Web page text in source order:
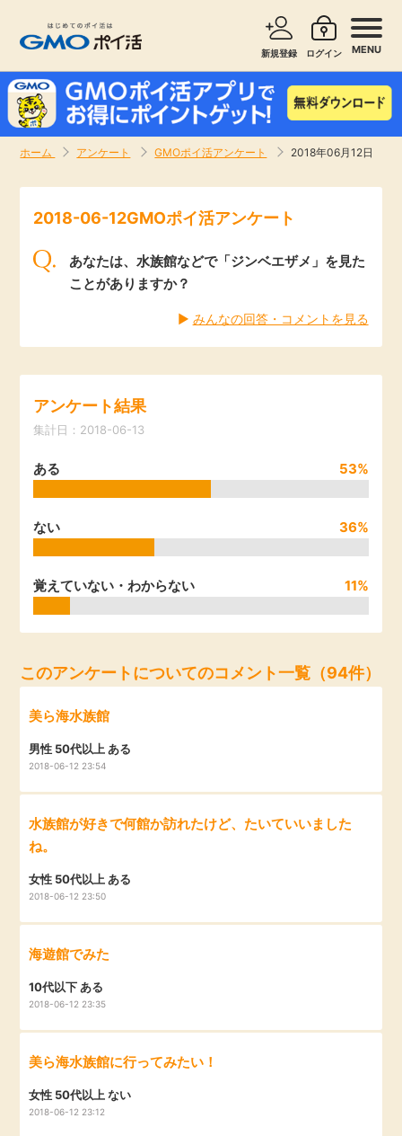
新規登録 ログイン MENU
ホーム アンケート GMOポイ活アンケート 2018年06月12日
新着
高還元
アンケート
ゲーム
お友達紹介
カード比較
毎日ゲット
特集一覧
ヘルプセンター
サービスで探す ショッピングで探す
旅行・レンタカー
エンタメ
暮らし
引っ越し
買取・査定
月額有料サービス
銀行・金融・投資
家計の固定費
2018-06-12GMOポイ活アンケート
あなたは、水族館などで「ジンベエザメ」を見た
ことがありますか？
▶︎ みんなの回答・コメントを見る
アンケート結果
集計日：2018-06-13
ある 53%
ない 36%
覚えていない・わからない 11%
このアンケートについてのコメント一覧（94件）
美ら海水族館
男性 50代以上 ある
2018-06-12 23:54
水族館が好きで何館か訪れたけど、たいていいました
ね。
女性 50代以上 ある
2018-06-12 23:50
海遊館でみた
10代以下 ある
2018-06-12 23:35
美ら海水族館に行ってみたい！
女性 50代以上 ない
2018-06-12 23:12